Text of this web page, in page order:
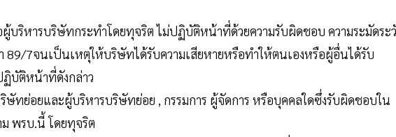
บริหารบริษัทกระทำโดยทุจริต ไม่ปฏิบัติหน้าที่ด้วยความรับผิดชอบ ความระมัดระ
89/7จนเป็นเหตุให้บริษัทได้รับความเสียหายหรือทำให้ตนเองหรือผู้อื่นได้รับ
บัติหน้าที่ดังกล่าว
ทย่อยและผู้บริหารบริษัทย่อย , กรรมการ ผู้จัดการ หรือบุคคลใดซึ่งรับผิดชอบใน
พรบ.นี้ โดยทุจริต